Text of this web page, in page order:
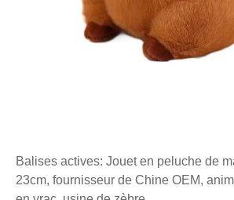
Balises actives: Jouet en peluche de
23cm, fournisseur de Chine OEM,